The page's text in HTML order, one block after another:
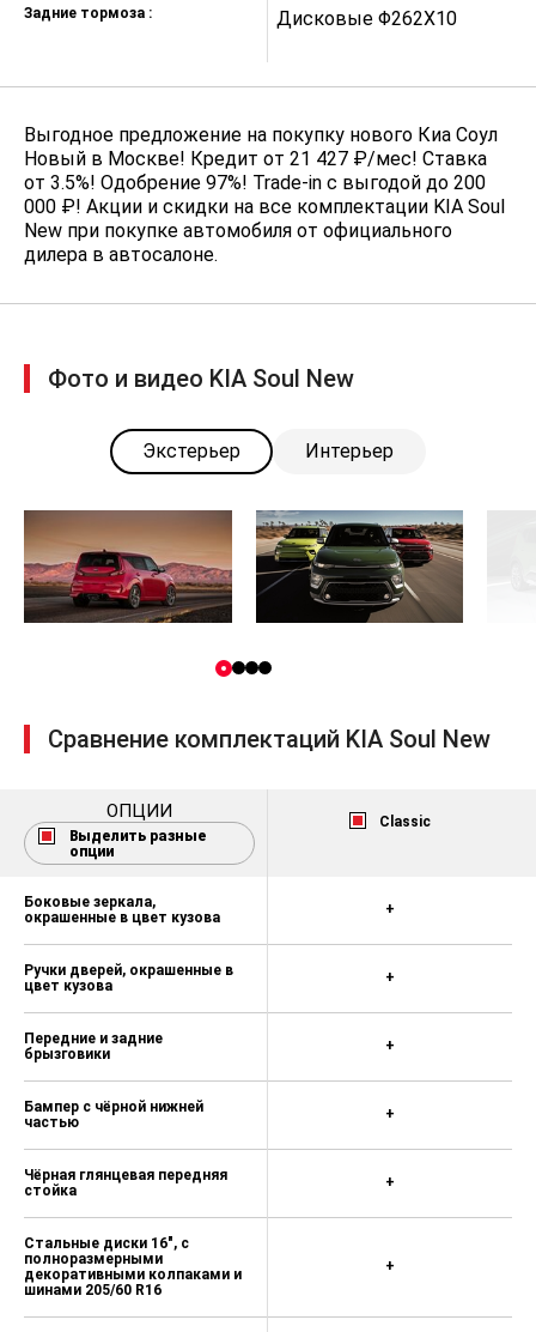
Задние тормоза : Дисковые Φ262X10
Выгодное предложение на покупку нового Киа Соул
Новый в Москве! Кредит от 21 427 ₽/мес! Ставка
от 3.5%! Одобрение 97%! Trade-in с выгодой до 200
000 ₽! Акции и скидки на все комплектации KIA Soul
New при покупке автомобиля от официального
дилера в автосалоне.
Фото и видео KIA Soul New
Экстерьер Интерьер
Сравнение комплектаций KIA Soul New
ОПЦИИ
Выделить разные
опции
Classic
Боковые зеркала,
окрашенные в цвет кузова
Ручки дверей, окрашенные в
цвет кузова
Передние и задние
брызговики
Бампер с чёрной нижней
частью
Чёрная глянцевая передняя
стойка
Стальные диски 16", с
полноразмерными
декоративными колпаками и
шинами 205/60 R16
+
+
+
+
+
+